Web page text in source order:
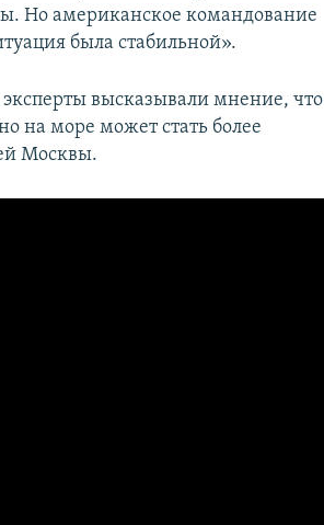
Но американское командование
была стабильной».
высказывали мнение, что
на море может стать более
Москвы.